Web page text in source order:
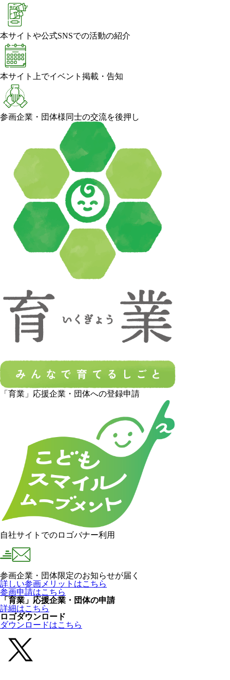
本サイトや公式SNSでの活動の紹介
本サイト上でイベント掲載・告知
参画企業・団体様同士の交流を後押し
「育業」応援企業・団体への登録申請
自社サイトでのロゴバナー利用
参画企業・団体限定のお知らせが届く
詳しい参画メリットはこちら
参画申請はこちら
「育業」応援企業・団体の申請
詳細はこちら
ロゴダウンロード
ダウンロードはこちら